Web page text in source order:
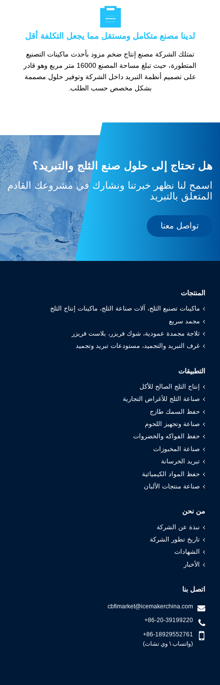

لدينا مصنع متكامل ومستقل مما يجعل التكلفة أقل
تمتلك الشركة مصنع إنتاج ضخم مزود بأحدث ماكينات التصنيع
المتطورة، حيث تبلغ مساحة المصنع 16000 متر مربع وهو قادر
على تصميم أنظمة التبريد داخل الشركة وتوفير حلول مصممة
بشكل مخصص حسب الطلب.
هل تحتاج إلى حلول صنع الثلج والتبريد؟
اسمح لنا نظهر خبرتنا ونشارك في مشروعك القادم
المتعلق بالتبريد
تواصل معنا
المنتجات
ماكينات تصنيع الثلج، آلات صناعة الثلج، ماكينات إنتاج الثلج
مجمد سريع
ثلاجة مجمدة عمودية، شوك فريزر، بلاست فريزر
غرف التبريد والتجميد، مستودعات تبريد وتجميد
التطبيقات
إنتاج الثلج الصالح للأكل
صناعة الثلج للأغراض التجارية
حفظ السمك طازج
صناعة وتجهيز اللحوم
حفظ الفواكه والخضروات
صناعة المخبوزات
تبريد الخرسانة
حفظ المواد الكيميائية
صناعة منتجات الألبان
من نحن
نبذة عن الشركة
تاريخ تطور الشركة
الشهادات
الأخبار
اتصل بنا
cbfimarket@icemakerchina.com
+86-20-39199220
+86-18929552761
(واتساب \ وي تشات)